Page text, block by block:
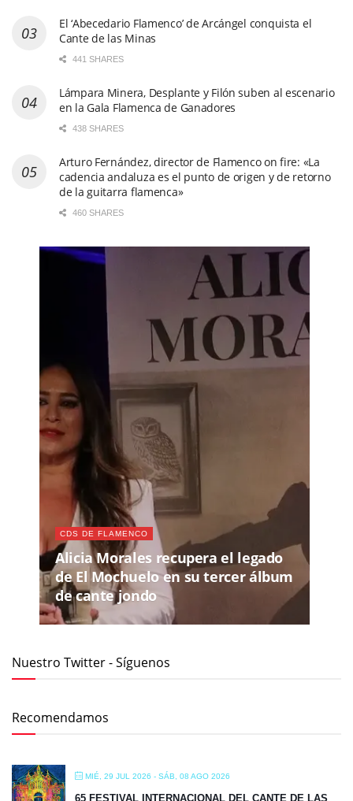
El ‘Abecedario Flamenco’ de Arcángel conquista el
Cante de las Minas
441 SHARES
Lámpara Minera, Desplante y Filón suben al escenario
en la Gala Flamenca de Ganadores
438 SHARES
Arturo Fernández, director de Flamenco on fire: «La
cadencia andaluza es el punto de origen y de retorno
de la guitarra flamenca»
460 SHARES
CDS DE FLAMENCO
Alicia Morales recupera el legado
de El Mochuelo en su tercer álbum
de cante jondo
Nuestro Twitter - Síguenos
Recomendamos
MIÉ, 29 JUL 2026 - SÁB, 08 AGO 2026
65 FESTIVAL INTERNACIONAL DEL CANTE DE LAS